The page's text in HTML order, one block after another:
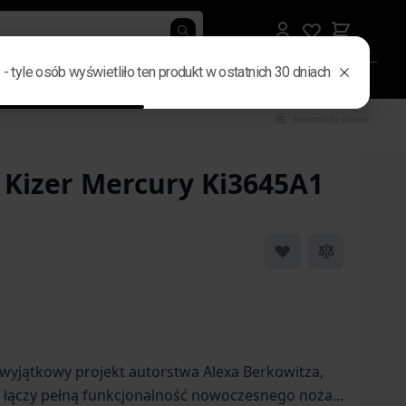
i nerkiGadżety i elektronikaMęskie prezentyB2B
Mercury Ki3645A1
projekt autorstwa Alexa Berkowitza,
pełną funkcjonalność nowoczesnego noża